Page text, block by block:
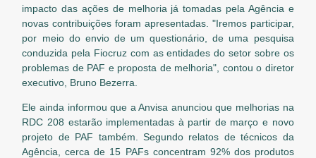
impacto das ações de melhoria já tomadas pela Agência e
novas contribuições foram apresentadas. "Iremos participar,
por meio do envio de um questionário, de uma pesquisa
conduzida pela Fiocruz com as entidades do setor sobre os
problemas de PAF e proposta de melhoria", contou o diretor
executivo, Bruno Bezerra.
Ele ainda informou que a Anvisa anunciou que melhorias na
RDC 208 estarão implementadas à partir de março e novo
projeto de PAF também. Segundo relatos de técnicos da
Agência, cerca de 15 PAFs concentram 92% dos produtos